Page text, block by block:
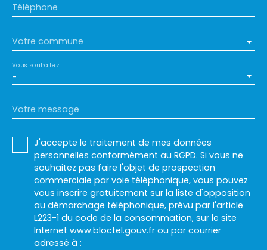
Téléphone
Votre commune
-
Vous souhaitez
Votre message
J'accepte le traitement de mes données
personnelles conformément au RGPD. Si vous ne
souhaitez pas faire l'objet de prospection
commerciale par voie téléphonique, vous pouvez
vous inscrire gratuitement sur la liste d'opposition
au démarchage téléphonique, prévu par l'article
L223-1 du code de la consommation, sur le site
Internet www.bloctel.gouv.fr ou par courrier
adressé à :